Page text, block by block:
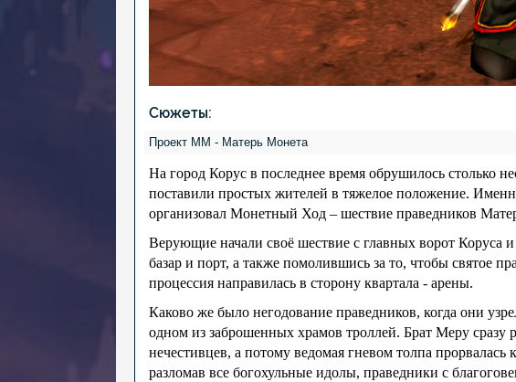
Сюжеты:
Проект ММ - Матерь Монета
На город Корус в последнее время обрушилось столько
поставили простых жителей в тяжелое положение.
организовал Монетный Ход – шествие праведников
Верующие начали своё шествие с главных ворот Коруса
базар и порт, а также помолившись за то, чтобы святое
процессия направилась в сторону квартала - арены.
Каково же было негодование праведников, когда они
одном из заброшенных храмов троллей. Брат Меру сразу
нечестивцев, а потому ведомая гневом толпа
разломав все богохульные идолы, праведники с